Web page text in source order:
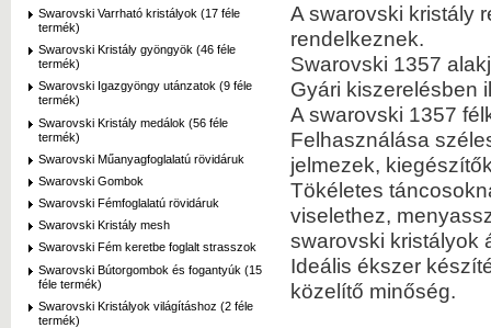
Swarovski Varrható kristályok (17 féle
termék)
Swarovski Kristály gyöngyök (46 féle
termék)
Swarovski Igazgyöngy utánzatok (9 féle
termék)
Swarovski Kristály medálok (56 féle
termék)
Swarovski Műanyagfoglalatú rövidáruk
Swarovski Gombok
Swarovski Fémfoglalatú rövidáruk
Swarovski Kristály mesh
Swarovski Fém keretbe foglalt strasszok
Swarovski Bútorgombok és fogantyúk (15
féle termék)
Swarovski Kristályok világításhoz (2 féle
termék)
A swarovski kristály
rendelkeznek.
Swarovski 1357
Gyári kiszerelésben
A swarovski 1357
Felhasználása
jelmezek,
Tökéletes
viselethez,
swarovski kristályok
Ideális ékszer
közelítő minőség.